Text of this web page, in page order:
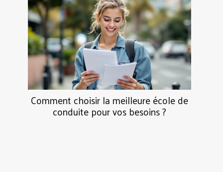
Comment choisir la meilleure école de
conduite pour vos besoins ?